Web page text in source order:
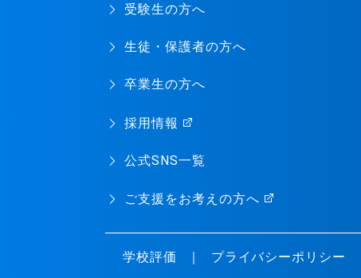
受験生の方へ
生徒・保護者の方へ
卒業生の方へ
採用情報
公式SNS一覧
ご支援をお考えの方へ
学校評価 プライバシーポリシー